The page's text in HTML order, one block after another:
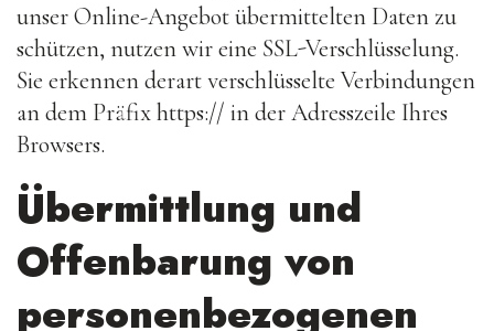
unser Online-Angebot übermittelten Daten zu
schützen, nutzen wir eine SSL-Verschlüsselung.
Sie erkennen derart verschlüsselte Verbindungen
an dem Präfix https:// in der Adresszeile Ihres
Browsers.
Übermittlung und
Offenbarung von
personenbezogenen